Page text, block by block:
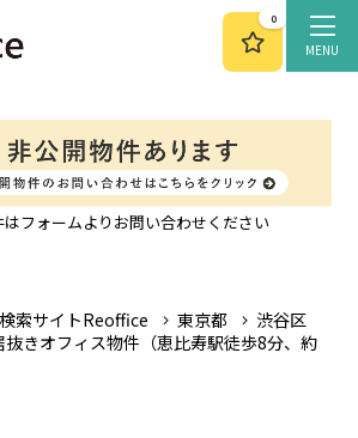
MENU
0
フォームよりお問い合わせください
索サイトReoffice 東京都
渋谷区
きオフィス物件（恵比寿駅徒歩8分、約